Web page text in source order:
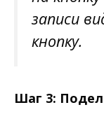
записи
кнопку.
Шаг 3: